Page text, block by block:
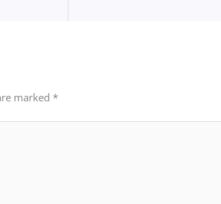
marked *